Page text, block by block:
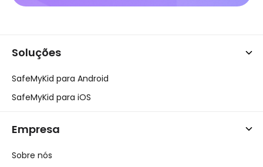
Soluções
SafeMyKid para Android
SafeMyKid para iOS
Empresa
Sobre nós